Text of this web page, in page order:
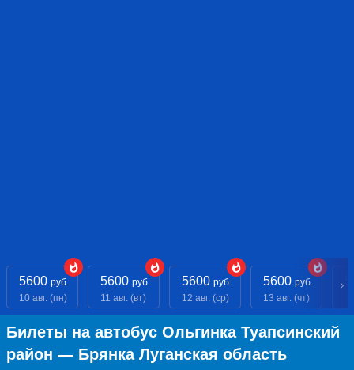
5600 руб.
10 авг. (пн)
5600 руб.
11 авг. (вт)
5600 руб.
12 авг. (ср)
5600 руб.
13 авг. (чт)
Билеты на автобус Ольгинка Туапсинский
район — Брянка Луганская область